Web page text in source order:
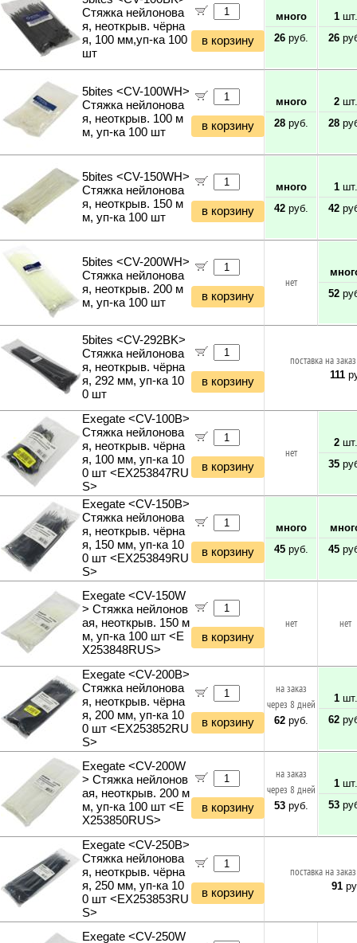
Стяжка нейлонова
я, неоткрыв. чёрна
я, 100 мм,уп-ка 100
шт
в корзину
много
26руб.
1шт.
26
5bites <CV-100WH>
Стяжка нейлонова
я, неоткрыв. 100 м
м, уп-ка 100 шт
в корзину
много
28руб.
2шт.
28
5bites <CV-150WH>
Стяжка нейлонова
я, неоткрыв. 150 м
м, уп-ка 100 шт
в корзину
много
42руб.
1шт.
42
5bites <CV-200WH>
Стяжка нейлонова
я, неоткрыв. 200 м
м, уп-ка 100 шт
в корзину
нет
52
5bites <CV-292BK>
Стяжка нейлонова
я, неоткрыв. чёрна
я, 292 мм, уп-ка 10
0 шт
в корзину
поставка на
111
Exegate <CV-100B>
Стяжка нейлонова
я, неоткрыв. чёрна
я, 100 мм, уп-ка 10
0 шт <EX253847RU
S>
в корзину
нет
2шт.
35
Exegate <CV-150B>
Стяжка нейлонова
я, неоткрыв. чёрна
я, 150 мм, уп-ка 10
0 шт <EX253849RU
S>
в корзину
много
45руб.
45
Exegate <CV-150W
> Стяжка нейлонов
ая, неоткрыв. 150 м
м, уп-ка 100 шт <E
X253848RUS>
в корзину
нет нет
Exegate <CV-200B>
Стяжка нейлонова
я, неоткрыв. чёрна
я, 200 мм, уп-ка 10
0 шт <EX253852RU
S>
в корзину
на заказ
через 8 дней
62руб.
1шт.
62
Exegate <CV-200W
> Стяжка нейлонов
ая, неоткрыв. 200 м
м, уп-ка 100 шт <E
X253850RUS>
в корзину
на заказ
через 8 дней
53руб.
1шт.
53
Exegate <CV-250B>
Стяжка нейлонова
я, неоткрыв. чёрна
я, 250 мм, уп-ка 10
0 шт <EX253853RU
S>
в корзину
поставка на
91
Exegate <CV-250W